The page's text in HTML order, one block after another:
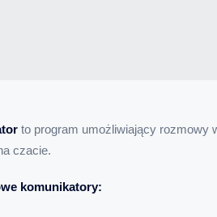
to program umożliwiający rozmowy
czacie.
komunikatory: